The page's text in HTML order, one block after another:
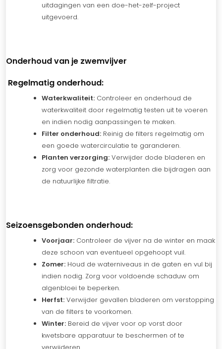
uitdagingen van een doe-het-zelf-project
uitgevoerd.
Onderhoud van je zwemvijver
Regelmatig onderhoud:
Waterkwaliteit: Controleer en onderhoud de
waterkwaliteit door regelmatig testen uit te voeren
en indien nodig aanpassingen te maken.
Filter onderhoud: Reinig de filters regelmatig om
een goede watercirculatie te garanderen.
Planten verzorging: Verwijder dode bladeren en
zorg voor gezonde waterplanten die bijdragen aan
de natuurlijke filtratie.
Seizoensgebonden onderhoud:
Voorjaar: Controleer de vijver na de winter en maak
deze schoon van eventueel opgehoopt vuil.
Zomer: Houd de waterniveaus in de gaten en vul bij
indien nodig. Zorg voor voldoende schaduw om
algenbloei te beperken.
Herfst: Verwijder gevallen bladeren om verstopping
van de filters te voorkomen.
Winter: Bereid de vijver voor op vorst door
kwetsbare apparatuur te beschermen of te